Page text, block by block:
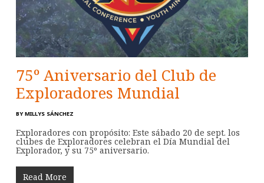
75º Aniversario del Club de
Exploradores Mundial
BY MILLYS SÁNCHEZ
Exploradores con propósito: Este sábado 20 de sept. los
clubes de Exploradores celebran el Día Mundial del
Explorador, y su 75º aniversario.
Read More